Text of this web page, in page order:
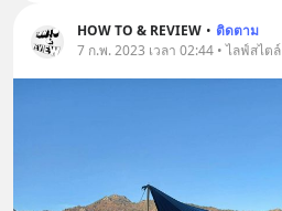
HOW TO & REVIEW • ติดตาม
7 ก.พ. 2023 เวลา 02:44 • ไลฟ์สไตล์